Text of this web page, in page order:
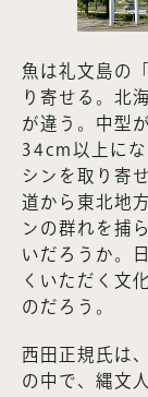
魚は礼文島の
り寄せる。北
が違う。中型
34cm以上にな
シンを取り寄
道から東北地
ンの群れを捕
いだろうか。
くいただく文
のだろう。
西田正規氏は
の中で、縄文